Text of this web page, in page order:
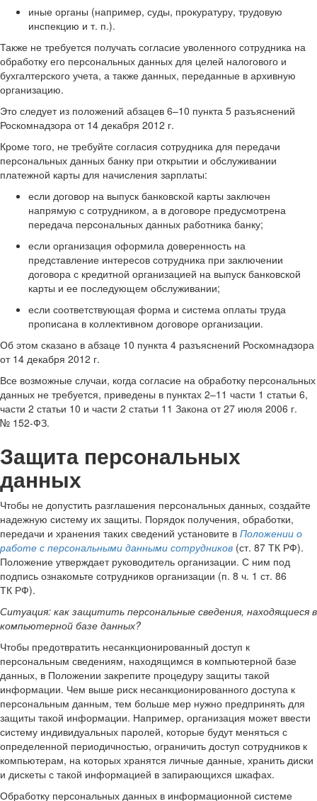
иные органы (например, суды, прокуратуру, трудовую
инспекцию и т. п.).
Также не требуется получать согласие уволенного сотрудника на
обработку его персональных данных для целей налогового и
бухгалтерского учета, а также данных, переданные в архивную
организацию.
Это следует из положений абзацев 6–10 пункта 5 разъяснений
Роскомнадзора от 14 декабря 2012 г.
Кроме того, не требуйте согласия сотрудника для передачи
персональных данных банку при открытии и обслуживании
платежной карты для начисления зарплаты:
если договор на выпуск банковской карты заключен
напрямую с сотрудником, а в договоре предусмотрена
передача персональных данных работника банку;
если организация оформила доверенность на
представление интересов сотрудника при заключении
договора с кредитной организацией на выпуск банковской
карты и ее последующем обслуживании;
если соответствующая форма и система оплаты труда
прописана в коллективном договоре организации.
Об этом сказано в абзаце 10 пункта 4 разъяснений Роскомнадзора
от 14 декабря 2012 г.
Все возможные случаи, когда согласие на обработку персональных
данных не требуется, приведены в пунктах 2–11 части 1 статьи 6,
части 2 статьи 10 и части 2 статьи 11 Закона от 27 июля 2006 г.
№ 152-ФЗ.
Защита персональных
данных
Чтобы не допустить разглашения персональных данных, создайте
надежную систему их защиты. Порядок получения, обработки,
передачи и хранения таких сведений установите в Положении о
работе с персональными данными сотрудников (ст. 87 ТК РФ).
Положение утверждает руководитель организации. С ним под
подпись ознакомьте сотрудников организации (п. 8 ч. 1 ст. 86
ТК РФ).
Ситуация: как защитить персональные сведения, находящиеся в
компьютерной базе данных?
Чтобы предотвратить несанкционированный доступ к
персональным сведениям, находящимся в компьютерной базе
данных, в Положении закрепите процедуру защиты такой
информации. Чем выше риск несанкционированного доступа к
персональным данным, тем больше мер нужно предпринять для
защиты такой информации. Например, организация может ввести
систему индивидуальных паролей, которые будут меняться с
определенной периодичностью, ограничить доступ сотрудников к
компьютерам, на которых хранятся личные данные, хранить диски
и дискеты с такой информацией в запирающихся шкафах.
Обработку персональных данных в информационной системе